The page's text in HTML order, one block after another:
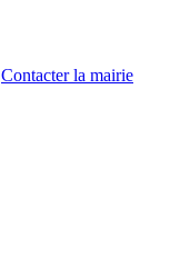
Contacter la mairie